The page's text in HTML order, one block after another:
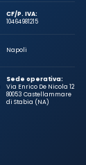
CF/P. IVA:
10464981215
Napoli
Sede operativa:
Via Enrico De Nicola 12
80053 Castellammare
di Stabia (NA)